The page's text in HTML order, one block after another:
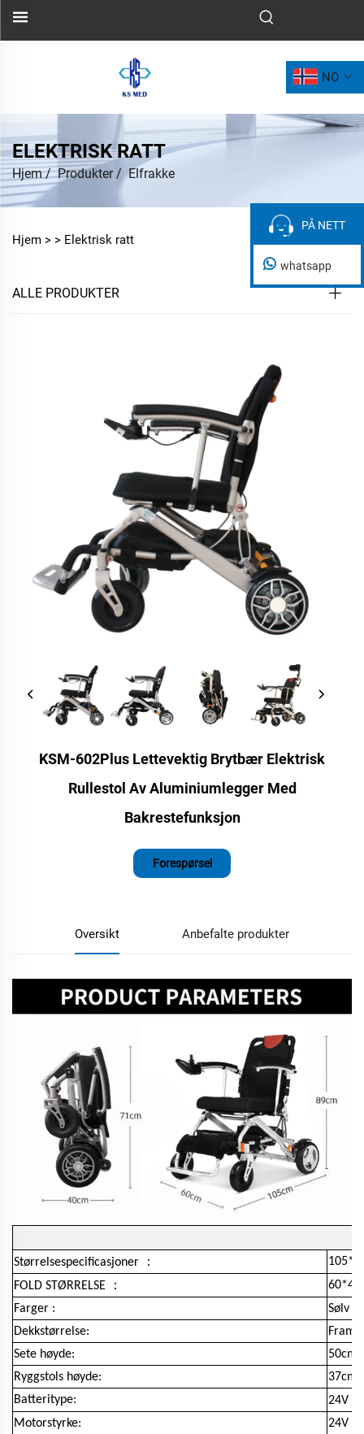
NO
ELEKTRISK RATT
Hjem/Produkter/Elfrakke
Hjem > > Elektrisk ratt
ALLE PRODUKTER
KSM-602Plus Lettevektig Brytbær Elektrisk
Rullestol Av Aluminiumlegger Med
Bakrestefunksjon
Forespørsel
Oversikt Anbefalte produkter
Størrelsespecificasjoner ：
FOLD STØRRELSE
：
Farger :
Sølv
Dekkstørrelse:
Sete høyde:
50cm
Ryggstols høyde:
37cm
Batteritype:
24V
Motorstyrke:
24V /
PÅ NETT
PÅ NETT
whatsapp